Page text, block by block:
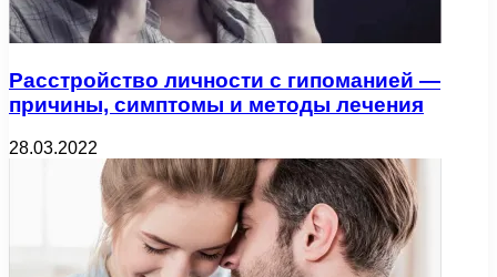
Расстройство личности с гипоманией —
причины, симптомы и методы лечения
28.03.2022